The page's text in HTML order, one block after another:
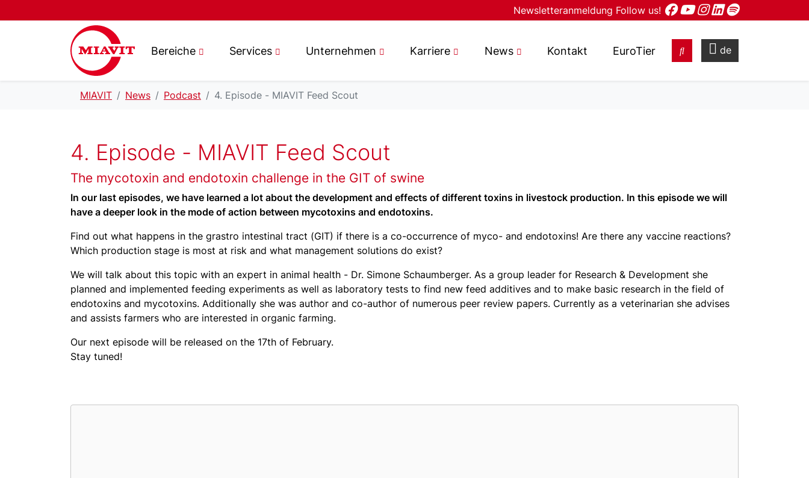
Newsletteranmeldung Follow us!
Bereiche Services Unternehmen Karriere News Kontakt EuroTier de
MIAVIT News Podcast 4. Episode - MIAVIT Feed Scout
4. Episode - MIAVIT Feed Scout
The mycotoxin and endotoxin challenge in the GIT of swine
In our last episodes, we have learned a lot about the development and effects of different toxins in livestock production. In this episode we will
have a deeper look in the mode of action between mycotoxins and endotoxins.
Find out what happens in the grastro intestinal tract (GIT) if there is a co-occurrence of myco- and endotoxins! Are there any vaccine reactions?
Which production stage is most at risk and what management solutions do exist?
We will talk about this topic with an expert in animal health - Dr. Simone Schaumberger. As a group leader for Research & Development she
planned and implemented feeding experiments as well as laboratory tests to find new feed additives and to make basic research in the field of
endotoxins and mycotoxins. Additionally she was author and co-author of numerous peer review papers. Currently as a veterinarian she advises
and assists farmers who are interested in organic farming.
Our next episode will be released on the 17th of February.
Stay tuned!